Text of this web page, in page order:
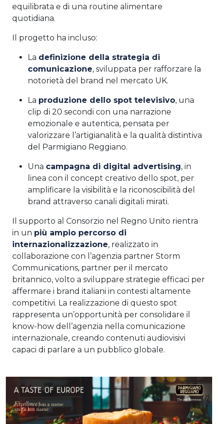
equilibrata e di una routine alimentare
quotidiana.
Il progetto ha incluso:
La definizione della strategia di
comunicazione, sviluppata per rafforzare la
notorietà del brand nel mercato UK.
La produzione dello spot televisivo, una
clip di 20 secondi con una narrazione
emozionale e autentica, pensata per
valorizzare l’artigianalità e la qualità distintiva
del Parmigiano Reggiano.
Una campagna di digital advertising, in
linea con il concept creativo dello spot, per
amplificare la visibilità e la riconoscibilità del
brand attraverso canali digitali mirati.
Il supporto al Consorzio nel Regno Unito rientra
in un più ampio percorso di
internazionalizzazione, realizzato in
collaborazione con l’agenzia partner Storm
Communications, partner per il mercato
britannico, volto a sviluppare strategie efficaci per
affermare i brand italiani in contesti altamente
competitivi. La realizzazione di questo spot
rappresenta un’opportunità per consolidare il
know-how dell’agenzia nella comunicazione
internazionale, creando contenuti audiovisivi
capaci di parlare a un pubblico globale.